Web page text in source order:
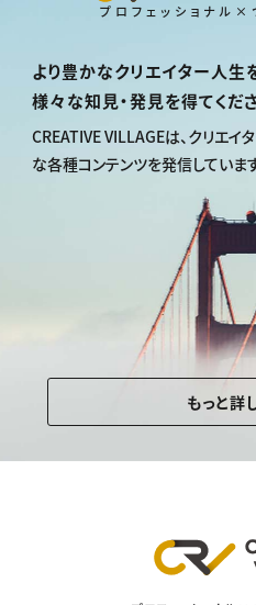
プロフェッショナル
より豊かなクリエイター人生
様々な知見・発見を得てくだ
CREATIVE VILLAGEは、クリエイ
な各種コンテンツを発信しています
もっと詳